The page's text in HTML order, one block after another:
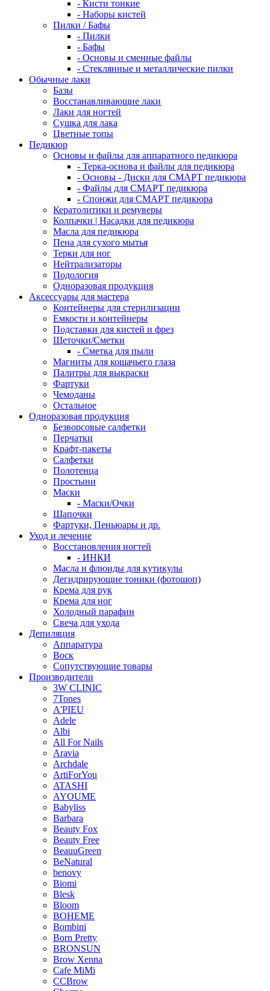
- Кисти тонкие
- Наборы кистей
Пилки / Бафы
- Пилки
- Бафы
- Основы и сменные файлы
- Стеклянные и металлические пилки
Обычные лаки
Базы
Восстанавливающие лаки
Лаки для ногтей
Сушка для лака
Цветные топы
Педикюр
Основы и файлы для аппаратного педикюра
- Терка-основа и файлы для педикюра
- Основы - Диски для СМАРТ педикюра
- Файлы для СМАРТ педикюра
- Спонжи для СМАРТ педикюра
Кератолитики и ремуверы
Колпачки | Насадки для педикюра
Масла для педикюра
Пена для сухого мытья
Терки для ног
Нейтрализаторы
Подология
Одноразовая продукция
Аксессуары для мастера
Контейнеры для стерилизации
Емкости и контейнеры
Подставки для кистей и фрез
Щеточки/Сметки
- Сметка для пыли
Магниты для кошачьего глаза
Палитры для выкраски
Фартуки
Чемоданы
Остальное
Одноразовая продукция
Безворсовые салфетки
Перчатки
Крафт-пакеты
Салфетки
Полотенца
Простыни
Маски
- Маски/Очки
Шапочки
Фартуки, Пеньюары и др.
Уход и лечение
Восстановления ногтей
- ИНКИ
Масла и флюиды для кутикулы
Дегидрирующие тоники (фотошоп)
Крема для рук
Крема для ног
Холодный парафин
Свеча для ухода
Депиляция
Аппаратура
Воск
Сопутствующие товары
Производители
3W CLINIC
7Tones
A'PIEU
Adele
Albi
All For Nails
Aravia
Archdale
ArtiForYou
ATASHI
AYOUME
Babyliss
Barbara
Beauty Fox
Beauty Free
BeauuGreen
BeNatural
benovy
Biomi
Blesk
Bloom
BOHEME
Bombini
Born Pretty
BRONSUN
Brow Xenna
Cafe MiMi
CCBrow